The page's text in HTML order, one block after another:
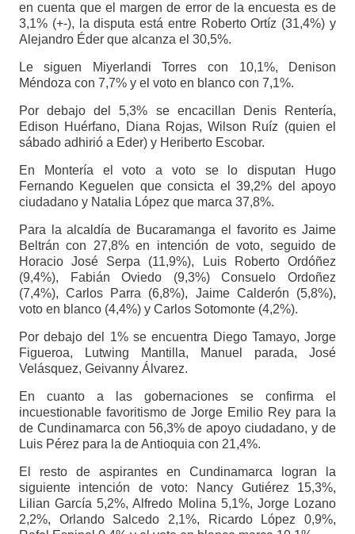
en cuenta que el margen de error de la encuesta es de
3,1% (+-), la disputa está entre Roberto Ortíz (31,4%) y
Alejandro Éder que alcanza el 30,5%.
Le siguen Miyerlandi Torres con 10,1%, Denison
Méndoza con 7,7% y el voto en blanco con 7,1%.
Por debajo del 5,3% se encacillan Denis Rentería,
Edison Huérfano, Diana Rojas, Wilson Ruíz (quien el
sábado adhirió a Eder) y Heriberto Escobar.
En Montería el voto a voto se lo disputan Hugo
Fernando Keguelen que consicta el 39,2% del apoyo
ciudadano y Natalia López que marca 37,8%.
Para la alcaldía de Bucaramanga el favorito es Jaime
Beltrán con 27,8% en intención de voto, seguido de
Horacio José Serpa (11,9%), Luis Roberto Ordóñez
(9,4%), Fabián Oviedo (9,3%) Consuelo Ordoñez
(7,4%), Carlos Parra (6,8%), Jaime Calderón (5,8%),
voto en blanco (4,4%) y Carlos Sotomonte (4,2%).
Por debajo del 1% se encuentra Diego Tamayo, Jorge
Figueroa, Lutwing Mantilla, Manuel parada, José
Velásquez, Geivanny Álvarez.
En cuanto a las gobernaciones se confirma el
incuestionable favoritismo de Jorge Emilio Rey para la
de Cundinamarca con 56,3% de apoyo ciudadano, y de
Luis Pérez para la de Antioquia con 21,4%.
El resto de aspirantes en Cundinamarca logran la
siguiente intención de voto: Nancy Gutiérez 15,3%,
Lilian García 5,2%, Alfredo Molina 5,1%, Jorge Lozano
2,2%, Orlando Salcedo 2,1%, Ricardo López 0,9%,